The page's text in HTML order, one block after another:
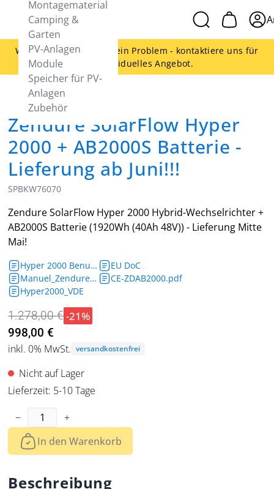
Montagematerial
Camping &
Garten
PV-Anlagen
Module
Speicher für PV-
Anlagen
Zubehör
Woanders günstiger - kein Problem - kontaktiere uns für
ein individuelles Angebot.
Zendure SolarFlow Hyper
2000 + AB2000S Batterie -
Lieferung ab Juni!!!
SPBKW76070
Zendure SolarFlow Hyper 2000 Hybrid-Wechselrichter +
AB2000S Batterie (1920Wh (40Ah 48V)) - Lieferung Mitte
Mai!
Hyper 2000 Benutzerhandbuch
EU DoC
Manuel_Zendure_SolarFlow-AB2000.pdf
CE-ZDAB2000.pdf
Hyper2000_VDE
1.278,00 € -21%
998,00 €
inkl. 0% MwSt. versandkostenfrei
Nicht auf Lager
Lieferzeit: 5-10 Tage
Menge
−
+
In den Warenkorb
Beschreibung